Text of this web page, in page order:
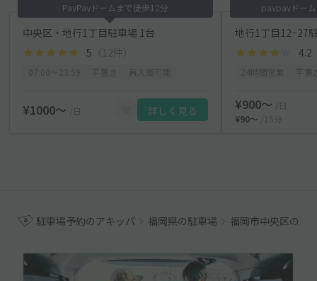
PayPayドームまで徒歩12分
中央区・地行1丁目駐車場 1台
5 （12件）
¥1000〜 /日 詳しく見る
paypayドー
地行1丁目12−27
4.2
¥900〜
/日
¥90〜
/15分
駐車場予約のアキッパ 福岡県の駐車場 福岡市中央区の駐